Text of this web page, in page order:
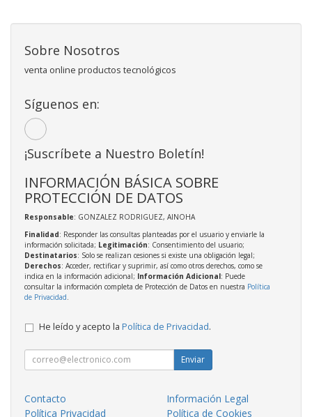
Sobre Nosotros
venta online productos tecnológicos
Síguenos en:
¡Suscríbete a Nuestro Boletín!
INFORMACIÓN BÁSICA SOBRE
PROTECCIÓN DE DATOS
Responsable: GONZALEZ RODRIGUEZ, AINOHA
Finalidad: Responder las consultas planteadas por el usuario y enviarle la
información solicitada; Legitimación: Consentimiento del usuario;
Destinatarios: Solo se realizan cesiones si existe una obligación legal;
Derechos: Acceder, rectificar y suprimir, así como otros derechos, como se
indica en la información adicional; Información Adicional: Puede
consultar la información completa de Protección de Datos en nuestra Política
de Privacidad
He leído y acepto la Política de Privacidad.
Enviar
Contacto
Información Legal
Política Privacidad
Política de Cookies